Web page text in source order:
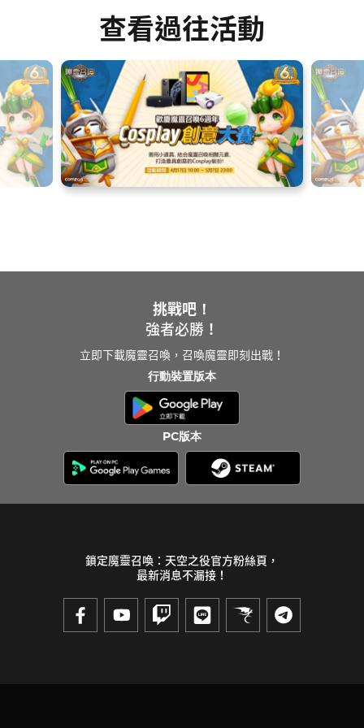
查看過往活動
挑戰吧！
強者必勝！
立即下載魔靈召喚，召喚魔靈即刻出戰！
行動裝置版本
PC版本
鎖定魔靈召喚：天空之役官方粉絲頁，
最新消息不漏接！